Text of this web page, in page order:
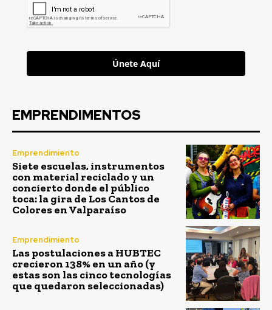
Únete Aquí
EMPRENDIMENTOS
Emprendimiento
Siete escuelas, instrumentos
con material reciclado y un
concierto donde el público
toca: la gira de Los Cantos de
Colores en Valparaíso
Emprendimiento
Las postulaciones a HUBTEC
crecieron 138% en un año (y
estas son las cinco tecnologías
que quedaron seleccionadas)